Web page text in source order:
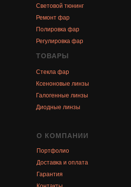
Световой тюнинг
Ремонт фар
Полировка фар
Регулировка фар
ТОВАРЫ
Стекла фар
Ксеноновые линзы
Галогенные линзы
Диодные линзы
О КОМПАНИИ
Портфолио
Доставка и оплата
Гарантия